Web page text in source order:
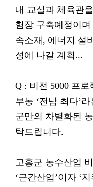
내 교실과 체육관
험장 구축예정이
속소재, 에너지 설
성에 나갈 계획...
Q : 비전 5000 프
부농 ‘전남 최다’
군만의 차별화된
탁드립니다.
고흥군 농수산업
‘근간산업’이자 ‘